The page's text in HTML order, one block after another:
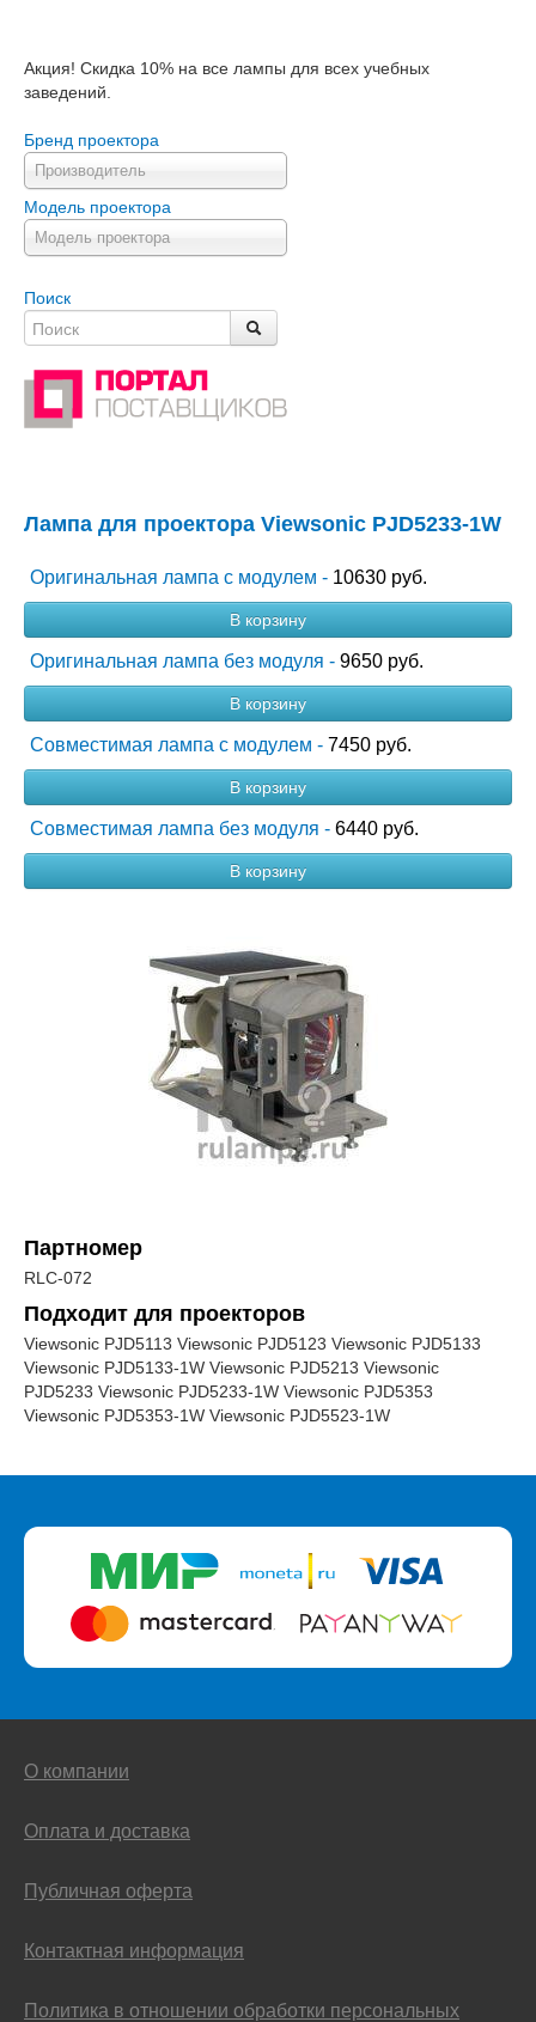
Акция! Скидка 10% на все лампы для всех учебных
заведений.
Бренд проектора
Производитель
Модель проектора
Модель проектора
Поиск
Лампа для проектора Viewsonic PJD5233-1W
Оригинальная лампа с модулем - 10630 руб.
В корзину
Оригинальная лампа без модуля - 9650 руб.
В корзину
Совместимая лампа с модулем - 7450 руб.
В корзину
Совместимая лампа без модуля - 6440 руб.
В корзину
Партномер
RLC-072
Подходит для проекторов
Viewsonic PJD5113 Viewsonic PJD5123 Viewsonic PJD5133
Viewsonic PJD5133-1W Viewsonic PJD5213 Viewsonic
PJD5233 Viewsonic PJD5233-1W Viewsonic PJD5353
Viewsonic PJD5353-1W Viewsonic PJD5523-1W
О компании
Оплата и доставка
Публичная оферта
Контактная информация
Политика в отношении обработки персональных